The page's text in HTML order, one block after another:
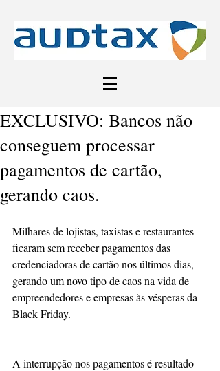
EXCLUSIVO: Bancos não
conseguem processar
pagamentos de cartão,
gerando caos.
Milhares de lojistas, taxistas e restaurantes
ficaram sem receber pagamentos das
credenciadoras de cartão nos últimos dias,
gerando um novo tipo de caos na vida de
empreendedores e empresas às vésperas da
Black Friday.
A interrupção nos pagamentos é resultado